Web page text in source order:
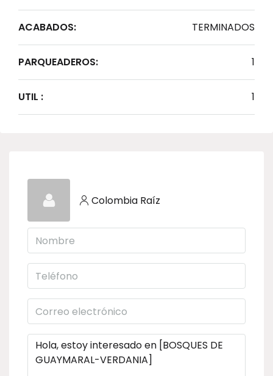
ACABADOS: TERMINADOS
PARQUEADEROS: 1
UTIL : 1
Colombia Raíz